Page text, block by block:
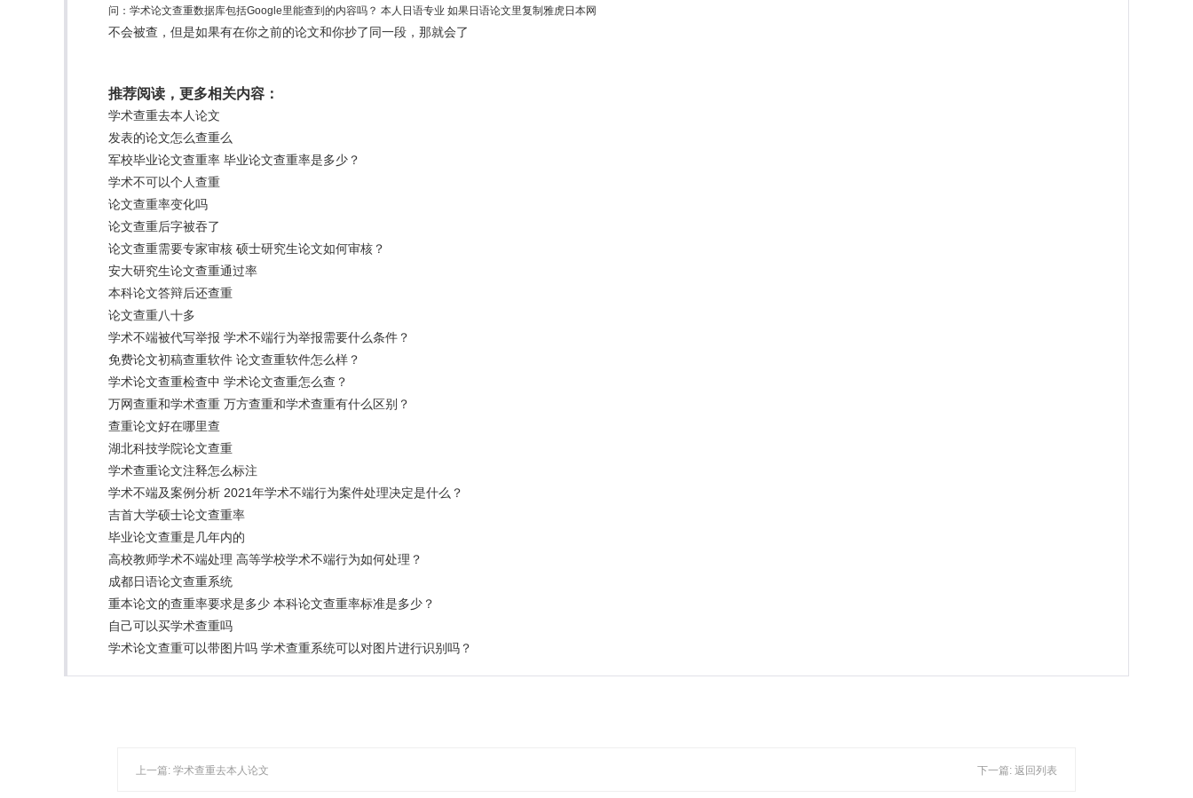
问：学术论文查重数据库包括Google里能查到的内容吗？ 本人日语专业 如果日语论文里复制雅虎日本网
不会被查，但是如果有在你之前的论文和你抄了同一段，那就会了
推荐阅读，更多相关内容：
学术查重去本人论文
发表的论文怎么查重么
军校毕业论文查重率 毕业论文查重率是多少？
学术不可以个人查重
论文查重率变化吗
论文查重后字被吞了
论文查重需要专家审核 硕士研究生论文如何审核？
安大研究生论文查重通过率
本科论文答辩后还查重
论文查重八十多
学术不端被代写举报 学术不端行为举报需要什么条件？
免费论文初稿查重软件 论文查重软件怎么样？
学术论文查重检查中 学术论文查重怎么查？
万网查重和学术查重 万方查重和学术查重有什么区别？
查重论文好在哪里查
湖北科技学院论文查重
学术查重论文注释怎么标注
学术不端及案例分析 2021年学术不端行为案件处理决定是什么？
吉首大学硕士论文查重率
毕业论文查重是几年内的
高校教师学术不端处理 高等学校学术不端行为如何处理？
成都日语论文查重系统
重本论文的查重率要求是多少 本科论文查重率标准是多少？
自己可以买学术查重吗
学术论文查重可以带图片吗 学术查重系统可以对图片进行识别吗？
上一篇: 学术查重去本人论文 下一篇: 返回列表